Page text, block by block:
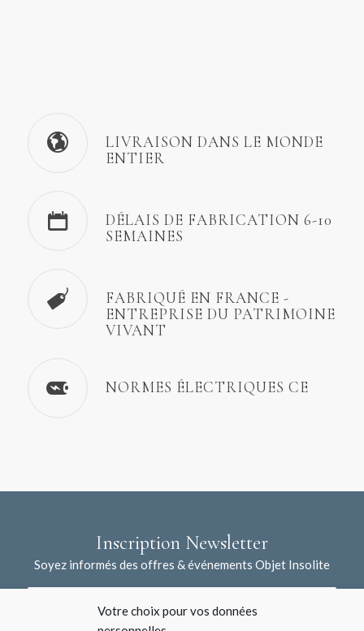
Votre choix pour vos données
LIVRAISON DANS LE MONDE
ENTIER
DÉLAIS DE FABRICATION 6-10
SEMAINES
FABRIQUÉ EN FRANCE -
ENTREPRISE DU PATRIMOINE
VIVANT
NORMES ÉLECTRIQUES CE
Inscription Newsletter
Soyez informés des offres & événements Objet Insolite